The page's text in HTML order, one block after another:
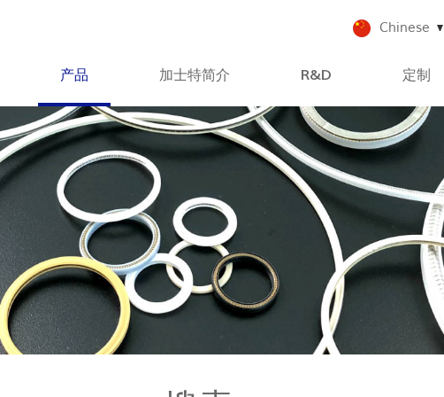
Chinese
产品 加士特简介 R&D 定制